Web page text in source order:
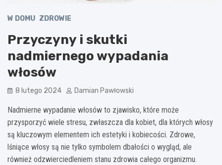
W DOMU ZDROWIE
Przyczyny i skutki
nadmiernego wypadania
włosów
8 lutego 2024 Damian Pawłowski
Nadmierne wypadanie włosów to zjawisko, które może
przysporzyć wiele stresu, zwłaszcza dla kobiet, dla których włosy
są kluczowym elementem ich estetyki i kobiecości. Zdrowe,
lśniące włosy są nie tylko symbolem dbałości o wygląd, ale
również odzwierciedleniem stanu zdrowia całego organizmu.